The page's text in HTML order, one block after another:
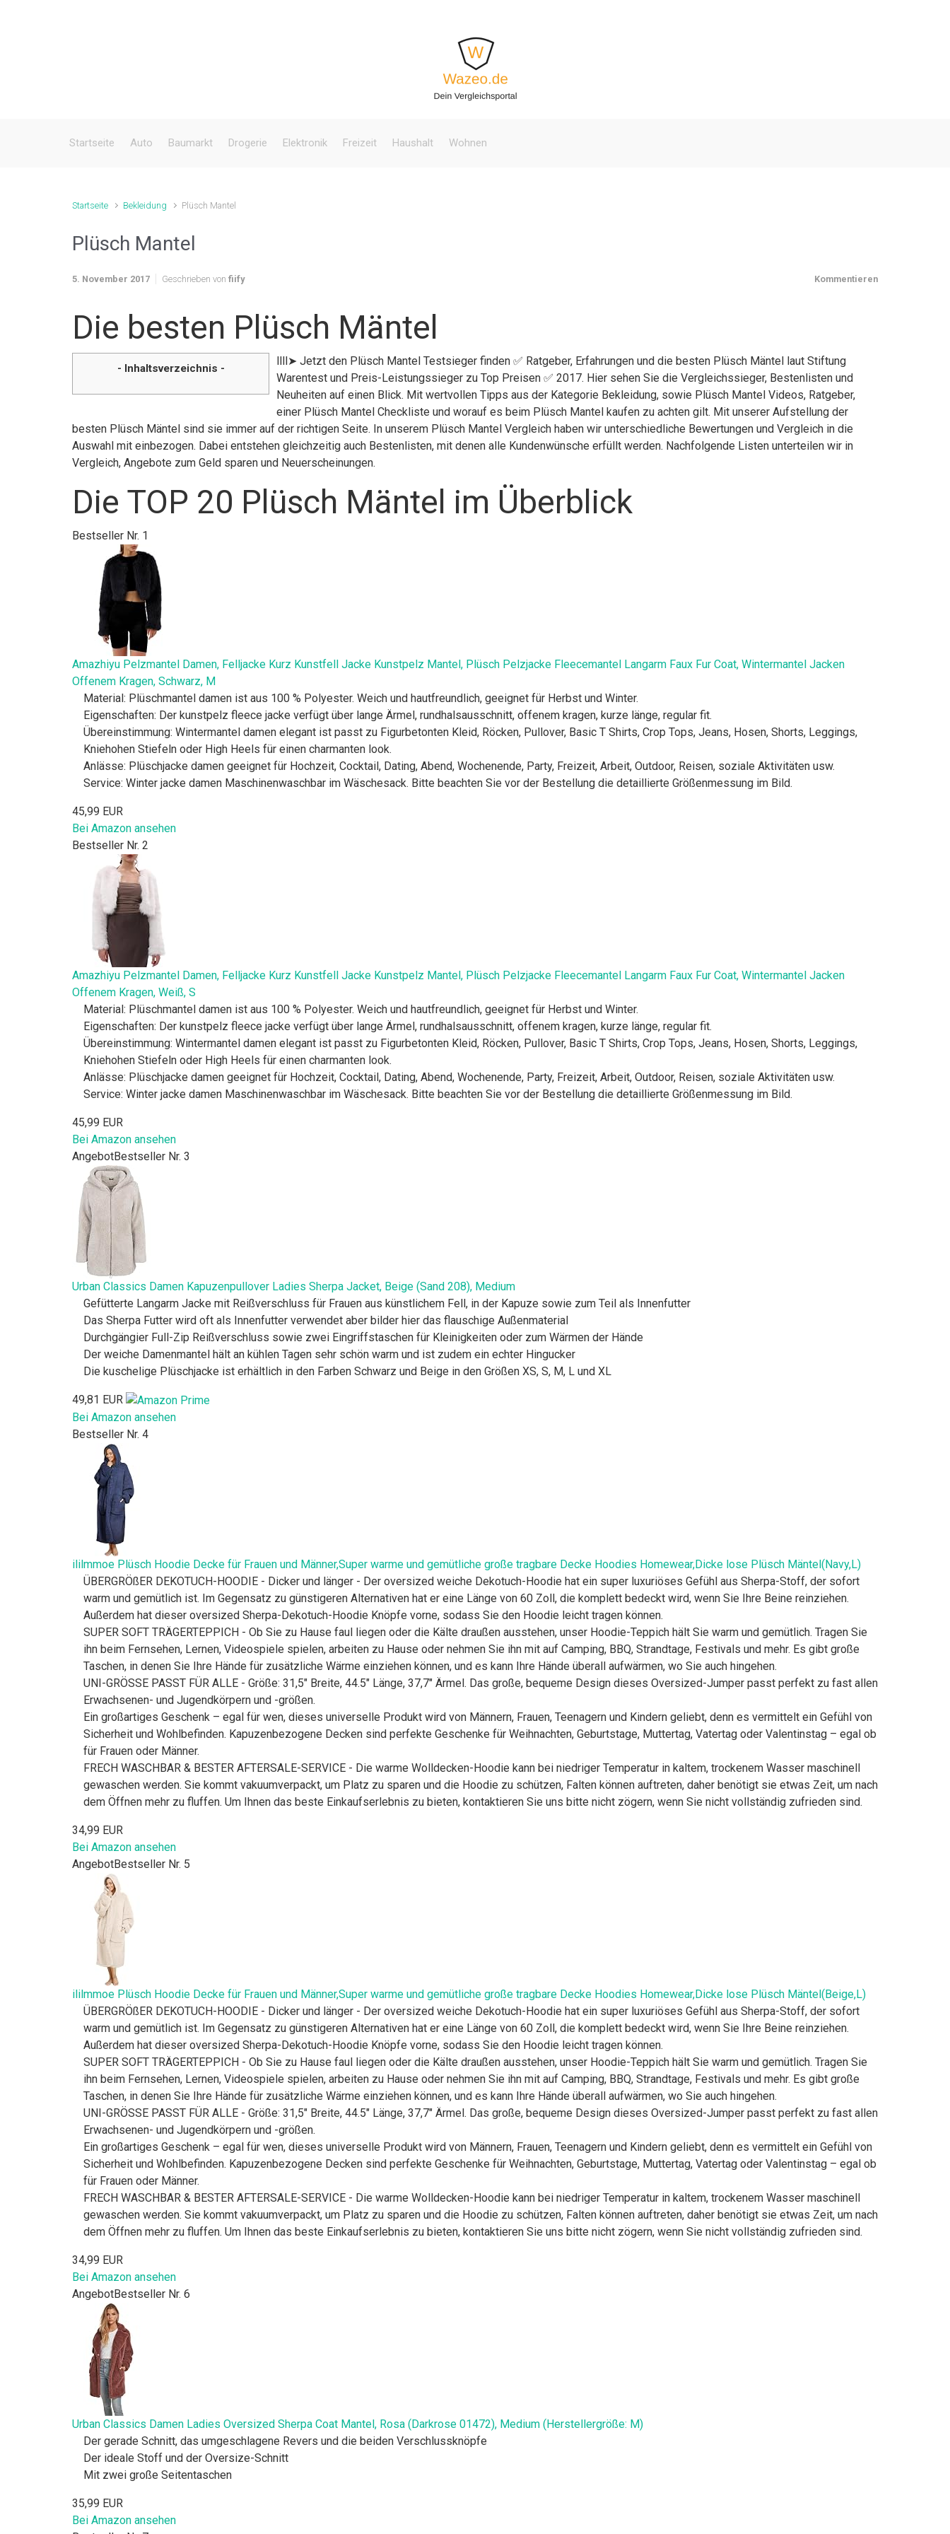
Startseite Auto Baumarkt Drogerie Elektronik Freizeit Haushalt Wohnen
Startseite Bekleidung Plüsch Mantel
Plüsch Mantel
5. November 2017 Geschrieben von fiify Kommentieren
Die besten Plüsch Mäntel
- Inhaltsverzeichnis -
llll➤ Jetzt den Plüsch Mantel Testsieger finden ✅ Ratgeber, Erfahrungen und die besten Plüsch Mäntel laut Stiftung
Warentest und Preis-Leistungssieger zu Top Preisen ✅ 2017. Hier sehen Sie die Vergleichssieger, Bestenlisten und
Neuheiten auf einen Blick. Mit wertvollen Tipps aus der Kategorie Bekleidung, sowie Plüsch Mantel Videos, Ratgeber,
einer Plüsch Mantel Checkliste und worauf es beim Plüsch Mantel kaufen zu achten gilt. Mit unserer Aufstellung der
besten Plüsch Mäntel sind sie immer auf der richtigen Seite. In unserem Plüsch Mantel Vergleich haben wir unterschiedliche Bewertungen und Vergleich in die
Auswahl mit einbezogen. Dabei entstehen gleichzeitig auch Bestenlisten, mit denen alle Kundenwünsche erfüllt werden. Nachfolgende Listen unterteilen wir in
Vergleich, Angebote zum Geld sparen und Neuerscheinungen.
Die TOP 20 Plüsch Mäntel im Überblick
Bestseller Nr. 1
Amazhiyu Pelzmantel Damen, Felljacke Kurz Kunstfell Jacke Kunstpelz Mantel, Plüsch Pelzjacke Fleecemantel Langarm Faux Fur Coat, Wintermantel Jacken
Offenem Kragen, Schwarz, M
Material: Plüschmantel damen ist aus 100 % Polyester. Weich und hautfreundlich, geeignet für Herbst und Winter.
Eigenschaften: Der kunstpelz fleece jacke verfügt über lange Ärmel, rundhalsausschnitt, offenem kragen, kurze länge, regular fit.
Übereinstimmung: Wintermantel damen elegant ist passt zu Figurbetonten Kleid, Röcken, Pullover, Basic T Shirts, Crop Tops, Jeans, Hosen, Shorts, Leggings,
Kniehohen Stiefeln oder High Heels für einen charmanten look.
Anlässe: Plüschjacke damen geeignet für Hochzeit, Cocktail, Dating, Abend, Wochenende, Party, Freizeit, Arbeit, Outdoor, Reisen, soziale Aktivitäten usw.
Service: Winter jacke damen Maschinenwaschbar im Wäschesack. Bitte beachten Sie vor der Bestellung die detaillierte Größenmessung im Bild.
45,99 EUR
Bei Amazon ansehen
Bestseller Nr. 2
Amazhiyu Pelzmantel Damen, Felljacke Kurz Kunstfell Jacke Kunstpelz Mantel, Plüsch Pelzjacke Fleecemantel Langarm Faux Fur Coat, Wintermantel Jacken
Offenem Kragen, Weiß, S
Material: Plüschmantel damen ist aus 100 % Polyester. Weich und hautfreundlich, geeignet für Herbst und Winter.
Eigenschaften: Der kunstpelz fleece jacke verfügt über lange Ärmel, rundhalsausschnitt, offenem kragen, kurze länge, regular fit.
Übereinstimmung: Wintermantel damen elegant ist passt zu Figurbetonten Kleid, Röcken, Pullover, Basic T Shirts, Crop Tops, Jeans, Hosen, Shorts, Leggings,
Kniehohen Stiefeln oder High Heels für einen charmanten look.
Anlässe: Plüschjacke damen geeignet für Hochzeit, Cocktail, Dating, Abend, Wochenende, Party, Freizeit, Arbeit, Outdoor, Reisen, soziale Aktivitäten usw.
Service: Winter jacke damen Maschinenwaschbar im Wäschesack. Bitte beachten Sie vor der Bestellung die detaillierte Größenmessung im Bild.
45,99 EUR
Bei Amazon ansehen
AngebotBestseller Nr. 3
Urban Classics Damen Kapuzenpullover Ladies Sherpa Jacket, Beige (Sand 208), Medium
Gefütterte Langarm Jacke mit Reißverschluss für Frauen aus künstlichem Fell, in der Kapuze sowie zum Teil als Innenfutter
Das Sherpa Futter wird oft als Innenfutter verwendet aber bilder hier das flauschige Außenmaterial
Durchgängier Full-Zip Reißverschluss sowie zwei Eingriffstaschen für Kleinigkeiten oder zum Wärmen der Hände
Der weiche Damenmantel hält an kühlen Tagen sehr schön warm und ist zudem ein echter Hingucker
Die kuschelige Plüschjacke ist erhältlich in den Farben Schwarz und Beige in den Größen XS, S, M, L und XL
49,81 EUR
Bei Amazon ansehen
Bestseller Nr. 4
ililmmoe Plüsch Hoodie Decke für Frauen und Männer,Super warme und gemütliche große tragbare Decke Hoodies Homewear,Dicke lose Plüsch Mäntel(Navy,L)
ÜBERGRÖßER DEKOTUCH-HOODIE - Dicker und länger - Der oversized weiche Dekotuch-Hoodie hat ein super luxuriöses Gefühl aus Sherpa-Stoff, der sofort
warm und gemütlich ist. Im Gegensatz zu günstigeren Alternativen hat er eine Länge von 60 Zoll, die komplett bedeckt wird, wenn Sie Ihre Beine reinziehen.
Außerdem hat dieser oversized Sherpa-Dekotuch-Hoodie Knöpfe vorne, sodass Sie den Hoodie leicht tragen können.
SUPER SOFT TRÄGERTEPPICH - Ob Sie zu Hause faul liegen oder die Kälte draußen ausstehen, unser Hoodie-Teppich hält Sie warm und gemütlich. Tragen Sie
ihn beim Fernsehen, Lernen, Videospiele spielen, arbeiten zu Hause oder nehmen Sie ihn mit auf Camping, BBQ, Strandtage, Festivals und mehr. Es gibt große
Taschen, in denen Sie Ihre Hände für zusätzliche Wärme einziehen können, und es kann Ihre Hände überall aufwärmen, wo Sie auch hingehen.
UNI-GRÖSSE PASST FÜR ALLE - Größe: 31,5" Breite, 44.5" Länge, 37,7" Ärmel. Das große, bequeme Design dieses Oversized-Jumper passt perfekt zu fast allen
Erwachsenen- und Jugendkörpern und -größen.
Ein großartiges Geschenk – egal für wen, dieses universelle Produkt wird von Männern, Frauen, Teenagern und Kindern geliebt, denn es vermittelt ein Gefühl von
Sicherheit und Wohlbefinden. Kapuzenbezogene Decken sind perfekte Geschenke für Weihnachten, Geburtstage, Muttertag, Vatertag oder Valentinstag – egal ob
für Frauen oder Männer.
FRECH WASCHBAR & BESTER AFTERSALE-SERVICE - Die warme Wolldecken-Hoodie kann bei niedriger Temperatur in kaltem, trockenem Wasser maschinell
gewaschen werden. Sie kommt vakuumverpackt, um Platz zu sparen und die Hoodie zu schützen, Falten können auftreten, daher benötigt sie etwas Zeit, um nach
dem Öffnen mehr zu fluffen. Um Ihnen das beste Einkaufserlebnis zu bieten, kontaktieren Sie uns bitte nicht zögern, wenn Sie nicht vollständig zufrieden sind.
34,99 EUR
Bei Amazon ansehen
AngebotBestseller Nr. 5
ililmmoe Plüsch Hoodie Decke für Frauen und Männer,Super warme und gemütliche große tragbare Decke Hoodies Homewear,Dicke lose Plüsch Mäntel(Beige,L)
ÜBERGRÖßER DEKOTUCH-HOODIE - Dicker und länger - Der oversized weiche Dekotuch-Hoodie hat ein super luxuriöses Gefühl aus Sherpa-Stoff, der sofort
warm und gemütlich ist. Im Gegensatz zu günstigeren Alternativen hat er eine Länge von 60 Zoll, die komplett bedeckt wird, wenn Sie Ihre Beine reinziehen.
Außerdem hat dieser oversized Sherpa-Dekotuch-Hoodie Knöpfe vorne, sodass Sie den Hoodie leicht tragen können.
SUPER SOFT TRÄGERTEPPICH - Ob Sie zu Hause faul liegen oder die Kälte draußen ausstehen, unser Hoodie-Teppich hält Sie warm und gemütlich. Tragen Sie
ihn beim Fernsehen, Lernen, Videospiele spielen, arbeiten zu Hause oder nehmen Sie ihn mit auf Camping, BBQ, Strandtage, Festivals und mehr. Es gibt große
Taschen, in denen Sie Ihre Hände für zusätzliche Wärme einziehen können, und es kann Ihre Hände überall aufwärmen, wo Sie auch hingehen.
UNI-GRÖSSE PASST FÜR ALLE - Größe: 31,5" Breite, 44.5" Länge, 37,7" Ärmel. Das große, bequeme Design dieses Oversized-Jumper passt perfekt zu fast allen
Erwachsenen- und Jugendkörpern und -größen.
Ein großartiges Geschenk – egal für wen, dieses universelle Produkt wird von Männern, Frauen, Teenagern und Kindern geliebt, denn es vermittelt ein Gefühl von
Sicherheit und Wohlbefinden. Kapuzenbezogene Decken sind perfekte Geschenke für Weihnachten, Geburtstage, Muttertag, Vatertag oder Valentinstag – egal ob
für Frauen oder Männer.
FRECH WASCHBAR & BESTER AFTERSALE-SERVICE - Die warme Wolldecken-Hoodie kann bei niedriger Temperatur in kaltem, trockenem Wasser maschinell
gewaschen werden. Sie kommt vakuumverpackt, um Platz zu sparen und die Hoodie zu schützen, Falten können auftreten, daher benötigt sie etwas Zeit, um nach
dem Öffnen mehr zu fluffen. Um Ihnen das beste Einkaufserlebnis zu bieten, kontaktieren Sie uns bitte nicht zögern, wenn Sie nicht vollständig zufrieden sind.
34,99 EUR
Bei Amazon ansehen
AngebotBestseller Nr. 6
Urban Classics Damen Ladies Oversized Sherpa Coat Mantel, Rosa (Darkrose 01472), Medium (Herstellergröße: M)
Der gerade Schnitt, das umgeschlagene Revers und die beiden Verschlussknöpfe
Der ideale Stoff und der Oversize-Schnitt
Mit zwei große Seitentaschen
35,99 EUR
Bei Amazon ansehen